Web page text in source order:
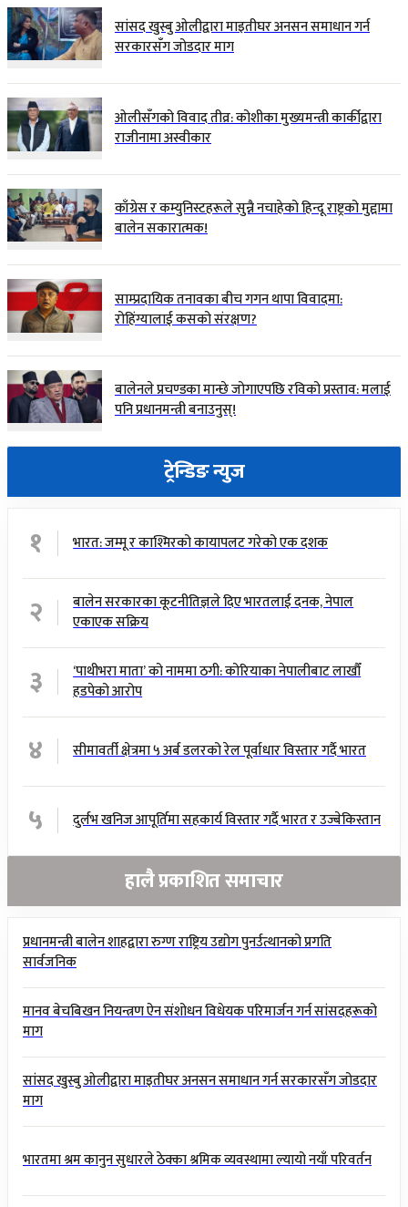
सांसद खुस्बु ओलीद्वारा माइतीघर अनसन समाधान गर्न
सरकारसँग जोडदार माग
ओलीसँगको विवाद तीव्र: कोशीका मुख्यमन्त्री कार्कीद्वारा
राजीनामा अस्वीकार
काँग्रेस र कम्युनिस्टहरूले सुन्नै नचाहेको हिन्दू राष्ट्रको मुद्दामा
बालेन सकारात्मक!
साम्प्रदायिक तनावका बीच गगन थापा विवादमा:
रोहिंग्यालाई कसको संरक्षण?
बालेनले प्रचण्डका मान्छे जोगाएपछि रविको प्रस्ताव: मलाई
पनि प्रधानमन्त्री बनाउनुस्!
ट्रेन्डिङ न्युज
१ भारत: जम्मू र काश्मिरको कायापलट गरेको एक दशक
२
बालेन सरकारका कूटनीतिज्ञले दिए भारतलाई दनक, नेपाल
एकाएक सक्रिय
३
‘पाथीभरा माता’ को नाममा ठगी: कोरियाका नेपालीबाट लाखौँ
हडपेको आरोप
४ सीमावर्ती क्षेत्रमा ५ अर्ब डलरको रेल पूर्वाधार विस्तार गर्दै भारत
५ दुर्लभ खनिज आपूर्तिमा सहकार्य विस्तार गर्दै भारत र उज्बेकिस्तान
हालै प्रकाशित समाचार
प्रधानमन्त्री बालेन शाहद्वारा रुग्ण राष्ट्रिय उद्योग पुनर्उत्थानको प्रगति
सार्वजनिक
मानव बेचबिखन नियन्त्रण ऐन संशोधन विधेयक परिमार्जन गर्न सांसदहरूको
माग
सांसद खुस्बु ओलीद्वारा माइतीघर अनसन समाधान गर्न सरकारसँग जोडदार
माग
भारतमा श्रम कानुन सुधारले ठेक्का श्रमिक व्यवस्थामा ल्यायो नयाँ परिवर्तन